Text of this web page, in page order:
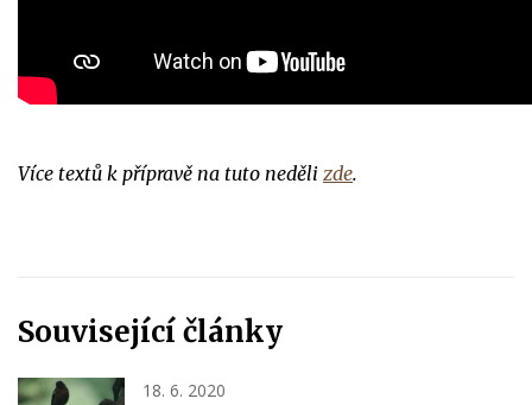
Více textů k přípravě na tuto neděli zde.
Související články
18. 6. 2020